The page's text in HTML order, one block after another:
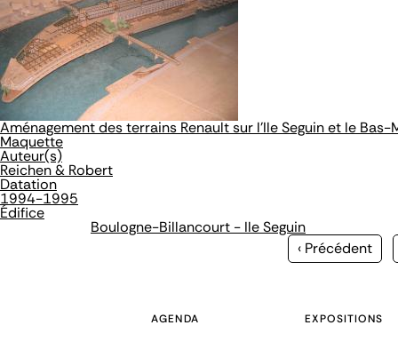
Aménagement des terrains Renault sur l'Ile Seguin et le Bas-
Maquette
Auteur(s)
Reichen & Robert
Datation
1994-1995
Édifice
Boulogne-Billancourt - Ile Seguin
Page
‹ Précédent
AGENDA EXPOSITIONS